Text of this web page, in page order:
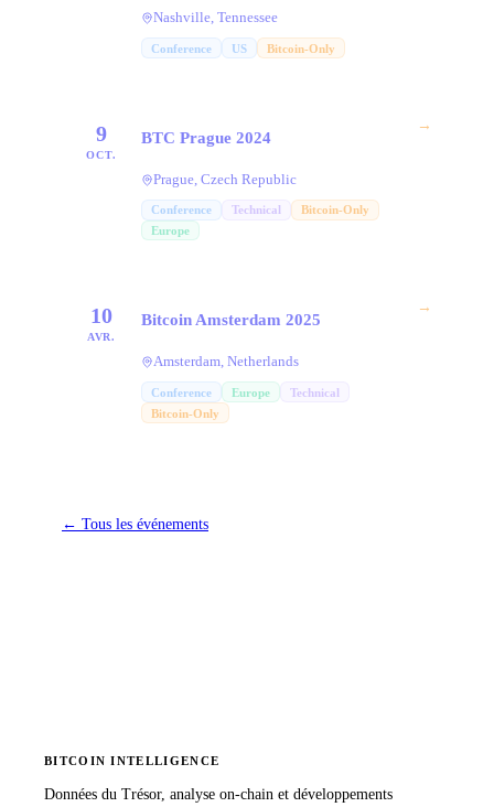
Nashville, Tennessee
Conference US Bitcoin-Only
9
OCT.
BTC Prague 2024
Prague, Czech Republic
Conference Technical
Bitcoin-Only
Europe
→
10
AVR.
Bitcoin Amsterdam 2025
Amsterdam, Netherlands
Conference Europe
Technical
Bitcoin-Only
→
← Tous les événements
BITCOIN INTELLIGENCE
Données du Trésor, analyse on-chain et développements